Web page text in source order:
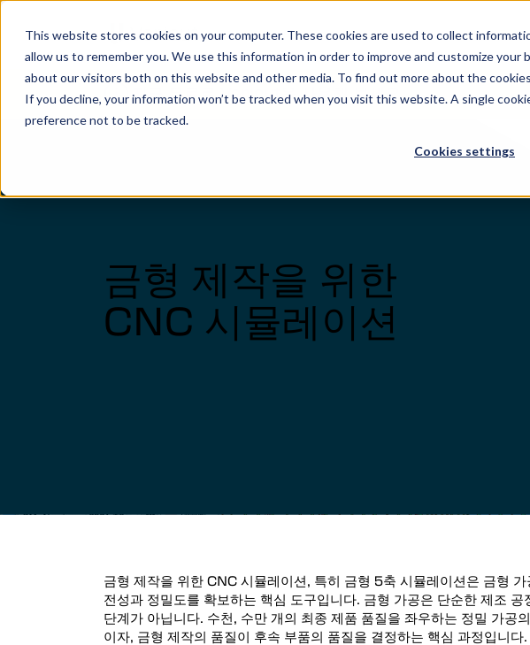
This website stores cookies on your computer. These cookies are used to collect
allow us to remember you. We use this information in order to improve and customize your
about our visitors both on this website and other media. To find out more about the
If you decline, your information won’t be tracked when you visit this website. A single
preference not to be tracked.
Cookies settings
Show submenu for 제
제품
Vericut은 컴퓨터상에 장비의 디지털-트윈을 생성하여 가공의
가공형상검증
장비 시뮬레이션
적층 제조 시뮬레이션 소프트웨어
복합소재 적층가공 솔루션
Show
솔루션
지금 무료로 Vericut을 사용해 보세요
금형 제작을 위한
CNC 시뮬레이션
금형 제작을 위한 CNC 시뮬레이션, 특히 금형 5축 시뮬레이션은 금형
전성과 정밀도를 확보하는 핵심 도구입니다. 금형 가공은 단순한 제조 공
단계가 아닙니다. 수천, 수만 개의 최종 제품 품질을 좌우하는 정밀 가공
이자, 금형 제작의 품질이 후속 부품의 품질을 결정하는 핵심 과정입니다.